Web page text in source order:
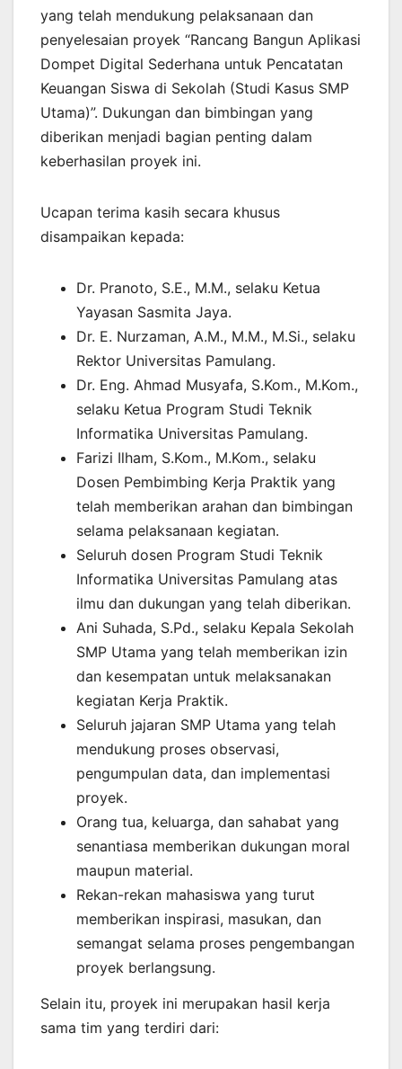
yang telah mendukung pelaksanaan dan
penyelesaian proyek “Rancang Bangun Aplikasi
Dompet Digital Sederhana untuk Pencatatan
Keuangan Siswa di Sekolah (Studi Kasus SMP
Utama)”. Dukungan dan bimbingan yang
diberikan menjadi bagian penting dalam
keberhasilan proyek ini.
Ucapan terima kasih secara khusus
disampaikan kepada:
Dr. Pranoto, S.E., M.M., selaku Ketua
Yayasan Sasmita Jaya.
Dr. E. Nurzaman, A.M., M.M., M.Si., selaku
Rektor Universitas Pamulang.
Dr. Eng. Ahmad Musyafa, S.Kom., M.Kom.,
selaku Ketua Program Studi Teknik
Informatika Universitas Pamulang.
Farizi Ilham, S.Kom., M.Kom., selaku
Dosen Pembimbing Kerja Praktik yang
telah memberikan arahan dan bimbingan
selama pelaksanaan kegiatan.
Seluruh dosen Program Studi Teknik
Informatika Universitas Pamulang atas
ilmu dan dukungan yang telah diberikan.
Ani Suhada, S.Pd., selaku Kepala Sekolah
SMP Utama yang telah memberikan izin
dan kesempatan untuk melaksanakan
kegiatan Kerja Praktik.
Seluruh jajaran SMP Utama yang telah
mendukung proses observasi,
pengumpulan data, dan implementasi
proyek.
Orang tua, keluarga, dan sahabat yang
senantiasa memberikan dukungan moral
maupun material.
Rekan-rekan mahasiswa yang turut
memberikan inspirasi, masukan, dan
semangat selama proses pengembangan
proyek berlangsung.
Selain itu, proyek ini merupakan hasil kerja
sama tim yang terdiri dari: